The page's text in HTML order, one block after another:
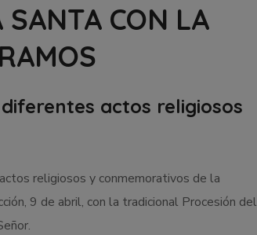
SANTA CON LA
actos religiosos
religiosos y conmemorativos de la
9 de abril, con la tradicional Procesión del